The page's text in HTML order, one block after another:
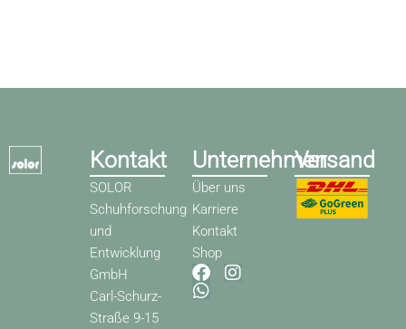
Kontakt
SOLOR
Schuhforschung
und
Entwicklung
GmbH
Carl-Schurz-
Straße 9-15
Unternehmen
Über uns
Karriere
Kontakt
Shop
F
a
I
W
h
Versand